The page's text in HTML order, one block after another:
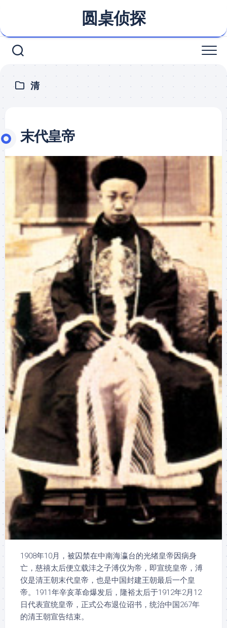
content
圆桌侦探
清
末代皇帝
1908年10月，被囚禁在中南海瀛台的光绪皇帝因病身
亡，慈禧太后便立载沣之子溥仪为帝，即宣统皇帝，溥
仪是清王朝末代皇帝，也是中国封建王朝最后一个皇
帝。1911年辛亥革命爆发后，隆裕太后于1912年2月12
日代表宣统皇帝，正式公布退位诏书，统治中国267年
的清王朝宣告结束。